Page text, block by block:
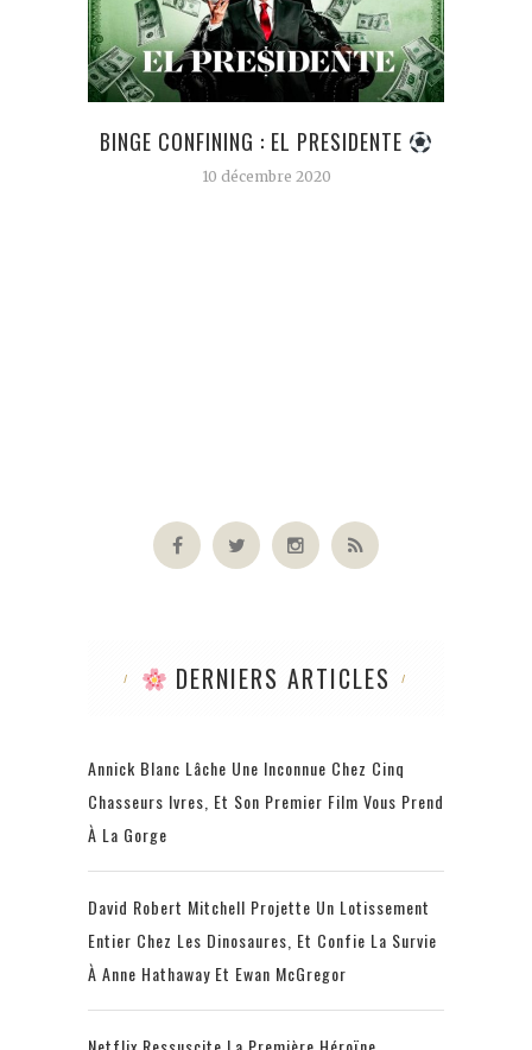
BINGE CONFINING : EL PRESIDENTE
10 décembre 2020
DERNIERS ARTICLES
Annick Blanc Lâche Une Inconnue Chez Cinq
Chasseurs Ivres, Et Son Premier Film Vous Prend
À La Gorge
David Robert Mitchell Projette Un Lotissement
Entier Chez Les Dinosaures, Et Confie La Survie
À Anne Hathaway Et Ewan McGregor